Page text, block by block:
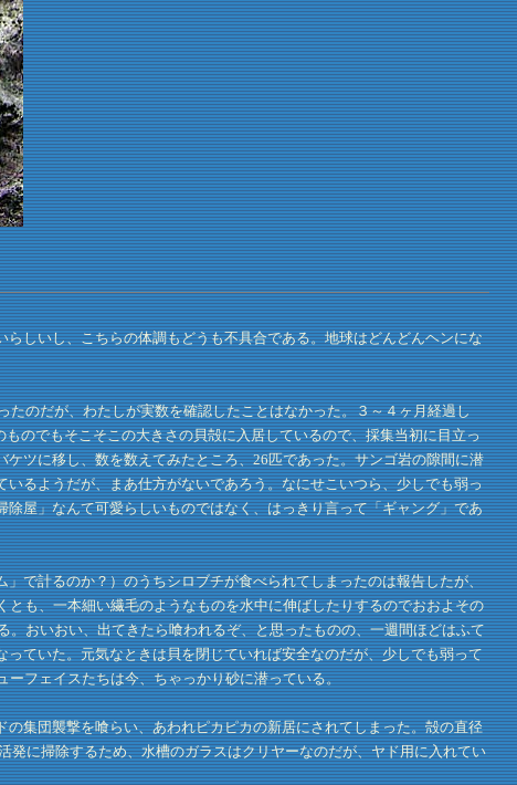
しいし、こちらの体調もどうも不具合である。地球はどんどんヘンにな
のだが、わたしが実数を確認したことはなかった。３～４ヶ月経過し
のでもそこそこの大きさの貝殻に入居しているので、採集当初に目立っ
ツに移し、数を数えてみたところ、26匹であった。サンゴ岩の隙間に潜
るようだが、まあ仕方がないであろう。なにせこいつら、少しでも弱っ
屋」なんて可愛らしいものではなく、はっきり言って「ギャング」であ
で計るのか？）のうちシロブチが食べられてしまったのは報告したが、
も、一本細い繊毛のようなものを水中に伸ばしたりするのでおおよその
おいおい、出てきたら喰われるぞ、と思ったものの、一週間ほどはふて
ていた。元気なときは貝を閉じていれば安全なのだが、少しでも弱って
フェイスたちは今、ちゃっかり砂に潜っている。
集団襲撃を喰らい、あわれピカピカの新居にされてしまった。殻の直径
に掃除するため、水槽のガラスはクリヤーなのだが、ヤド用に入れてい